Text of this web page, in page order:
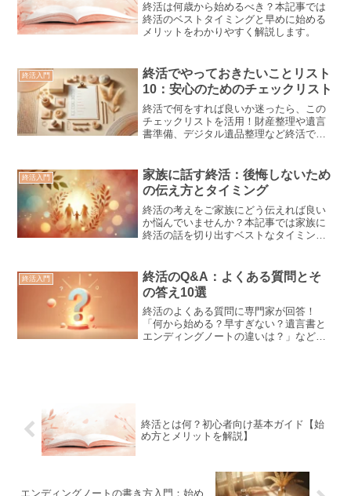
終活は何歳から始めるべき？本記事では
終活のベストタイミングと早めに始める
メリットをわかりやすく解説します。
終活入門
終活でやっておきたいことリスト
10：安心のためのチェックリスト
終活で何をすれば良いか迷ったら、この
チェックリストを活用！財産整理や遺言
書準備、デジタル遺品整理など終活でや
きる終活を始めましょう。
終活入門
家族に話す終活：後悔しないため
の伝え方とタイミング
終活の考えをご家族にどう伝えれば良い
か悩んでいませんか？本記事では家族に
終活の話を切り出すベストなタイミング
を共有し、安心して未来に備えましょ
う。
終活入門
終活のQ&A：よくある質問とそ
の答え10選
終活のよくある質問に専門家が回答！
「何から始める？早すぎない？遺言書と
エンディングノートの違いは？」など、
終活とは何？初心者向け基本ガイド【始
め方とメリットを解説】
エンディングノートの書き方入門：始め